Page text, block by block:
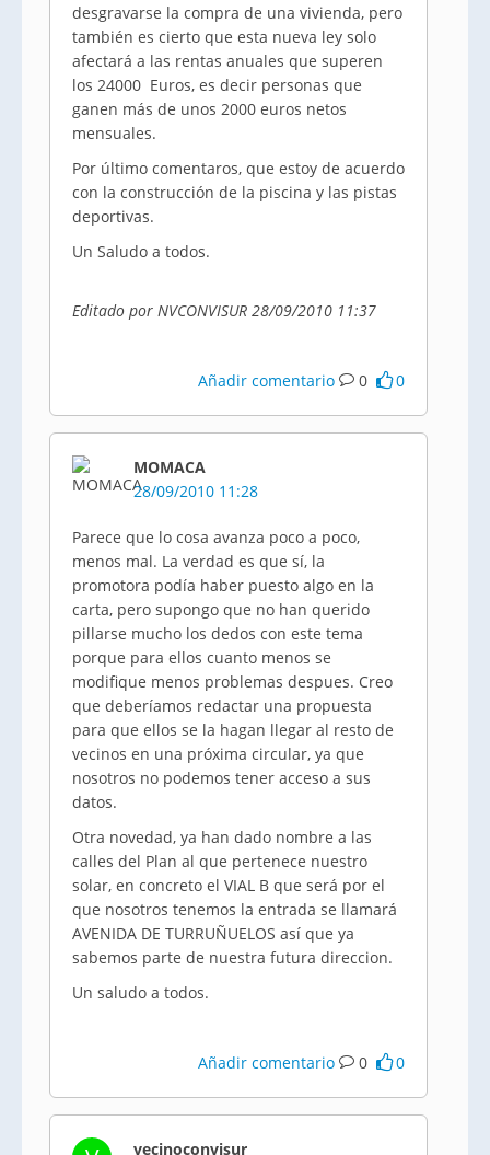
desgravarse la compra de una vivienda, pero
también es cierto que esta nueva ley solo
afectará a las rentas anuales que superen
los 24000 Euros, es decir personas que
ganen más de unos 2000 euros netos
mensuales.
Por último comentaros, que estoy de acuerdo
con la construcción de la piscina y las pistas
deportivas.
Un Saludo a todos.
Editado por NVCONVISUR 28/09/2010 11:37
Añadir comentario 0 0
MOMACA
28/09/2010 11:28
Parece que lo cosa avanza poco a poco,
menos mal. La verdad es que sí, la
promotora podía haber puesto algo en la
carta, pero supongo que no han querido
pillarse mucho los dedos con este tema
porque para ellos cuanto menos se
modifique menos problemas despues. Creo
que deberíamos redactar una propuesta
para que ellos se la hagan llegar al resto de
vecinos en una próxima circular, ya que
nosotros no podemos tener acceso a sus
datos.
Otra novedad, ya han dado nombre a las
calles del Plan al que pertenece nuestro
solar, en concreto el VIAL B que será por el
que nosotros tenemos la entrada se llamará
AVENIDA DE TURRUÑUELOS así que ya
sabemos parte de nuestra futura direccion.
Un saludo a todos.
Añadir comentario 0 0
vecinoconvisur